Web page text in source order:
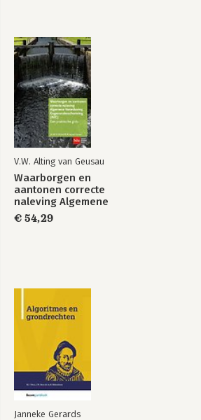
V.W. Alting van Geusau
Waarborgen en
aantonen correcte
naleving Algemene
Verordening
Gegevensbescherming
€ 54,29
Janneke Gerards